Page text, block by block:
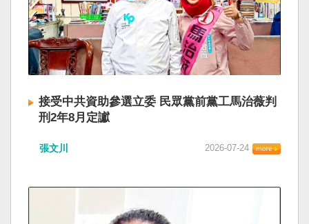
接受中共資助參選立委 民眾黨前黨工馬治薇判
刑2年8月定讞
張文川 2026-07-24